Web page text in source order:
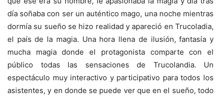
día soñaba con ser un auténtico mago, una noche mientras
dormía su sueño se hizo realidad y apareció en Trucoladia,
el país de la magia. Una hora llena de ilusión, fantasía y
mucha magia donde el protagonista comparte con el
público todas las sensaciones de Trucolandia. Un
espectáculo muy interactivo y participativo para todos los
asistentes, y en donde se puede ver que en el sueño, todo